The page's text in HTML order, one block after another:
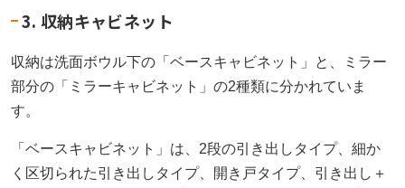
3. 収納キャビネット
収納は洗面ボウル下の「ベースキャビネット」と、ミラー
部分の「ミラーキャビネット」の2種類に分かれていま
す。
「ベースキャビネット」は、2段の引き出しタイプ、細か
く区切られた引き出しタイプ、開き戸タイプ、引き出し＋